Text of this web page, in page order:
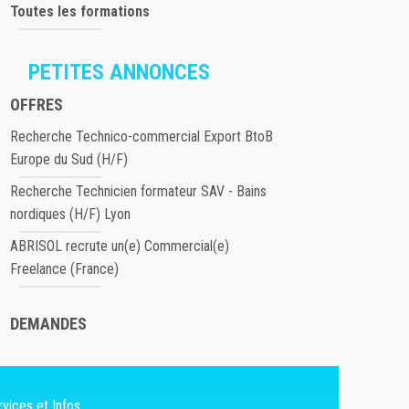
Toutes les formations
PETITES ANNONCES
OFFRES
Recherche Technico-commercial Export BtoB
Europe du Sud (H/F)
Recherche Technicien formateur SAV - Bains
nordiques (H/F) Lyon
ABRISOL recrute un(e) Commercial(e)
Freelance (France)
DEMANDES